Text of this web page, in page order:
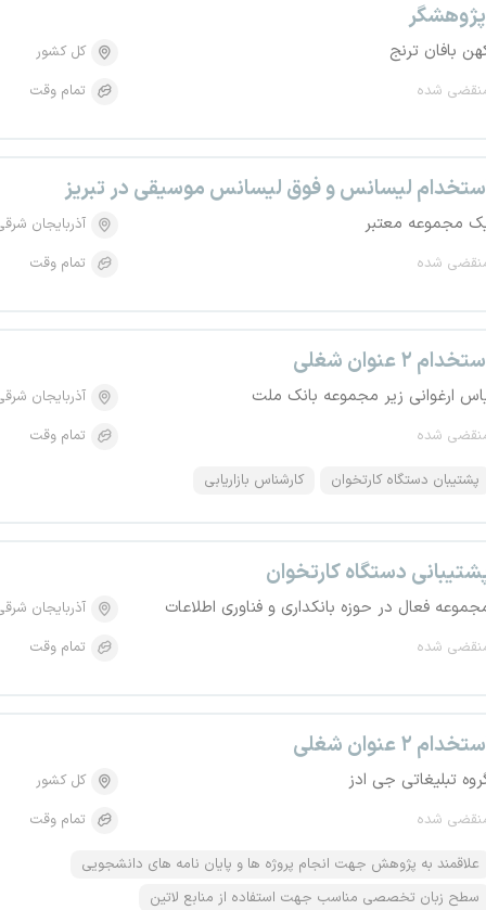
پژوهشگر
بافان ترنج
شده
کل کشور
تمام وقت
لیسانس و فوق لیسانس موسیقی در تبریز
مجموعه معتبر
شده
آذربایجان
تمام وقت
۲ عنوان شغلی
ارغوانی زیر مجموعه بانک ملت
شده
آذربایجان
تمام وقت
پشتیبان دستگاه کارتخوان کارشناس بازاریابی
دستگاه کارتخوان
فعال در حوزه بانکداری و فناوری اطلاعات
شده
آذربایجان
تمام وقت
۲ عنوان شغلی
تبلیغاتی جی ادز
شده
کل کشور
تمام وقت
علاقمند به پژوهش جهت انجام پروژه ها و پایان نامه های دانشجویی
سطح زبان تخصصی مناسب جهت استفاده از منابع لاتین